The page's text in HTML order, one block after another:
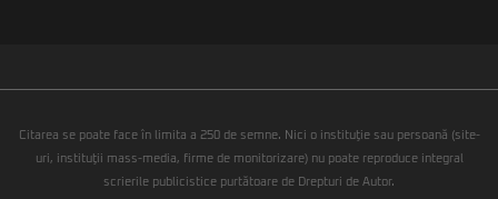
Citarea se poate face în limita a 250 de semne. Nici o instituţie sau persoană (site-
uri, instituţii mass-media, firme de monitorizare) nu poate reproduce integral
scrierile publicistice purtătoare de Drepturi de Autor.